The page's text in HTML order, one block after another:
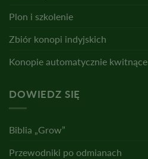
Plon i szkolenie
Zbiór konopi indyjskich
Konopie automatycznie kwitnące
DOWIEDZ SIĘ
Biblia „Grow”
Przewodniki po odmianach